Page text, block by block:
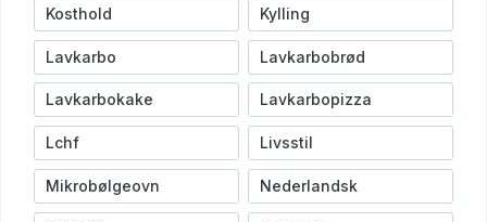
Kosthold Kylling
Lavkarbo Lavkarbobrød
Lavkarbokake Lavkarbopizza
Lchf Livsstil
Mikrobølgeovn Nederlandsk